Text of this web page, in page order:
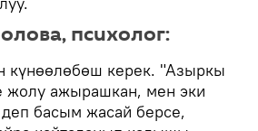
психолог:
күнөөлөбөш керек. "Азыркы
ажырашкан, мен эки
басым жасай берсе,